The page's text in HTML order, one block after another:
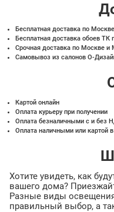
Бесплатная доставка по
Бесплатная доставка обоев ТК
Срочная доставка по Москве и
Самовывоз из салонов О-
Картой онлайн
Оплата курьеру при получении
Оплата безналичными с и без
Оплата наличными или картой
Хотите увидеть, как
вашего дома?
Разные виды
правильный выбор, а